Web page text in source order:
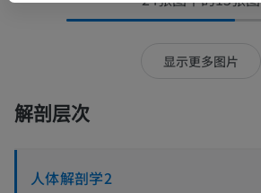
显示更多图片
解剖层次
人体解剖学2